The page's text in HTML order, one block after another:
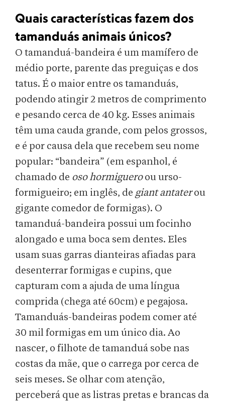
Quais características fazem dos
tamanduás animais únicos?
O tamanduá-bandeira é um mamífero de
médio porte, parente das preguiças e dos
tatus. É o maior entre os tamanduás,
podendo atingir 2 metros de comprimento
e pesando cerca de 40 kg. Esses animais
têm uma cauda grande, com pelos grossos,
e é por causa dela que recebem seu nome
popular: “bandeira” (em espanhol, é
chamado de oso hormigueroou urso-
formigueiro; em inglês, de giant antaterou
gigante comedor de formigas). O
tamanduá-bandeira possui um focinho
alongado e uma boca sem dentes. Eles
usam suas garras dianteiras afiadas para
desenterrar formigas e cupins, que
capturam com a ajuda de uma língua
comprida (chega até 60cm) e pegajosa.
Tamanduás-bandeiras podem comer até
30 mil formigas em um único dia. Ao
nascer, o filhote de tamanduá sobe nas
costas da mãe, que o carrega por cerca de
seis meses. Se olhar com atenção,
perceberá que as listras pretas e brancas da